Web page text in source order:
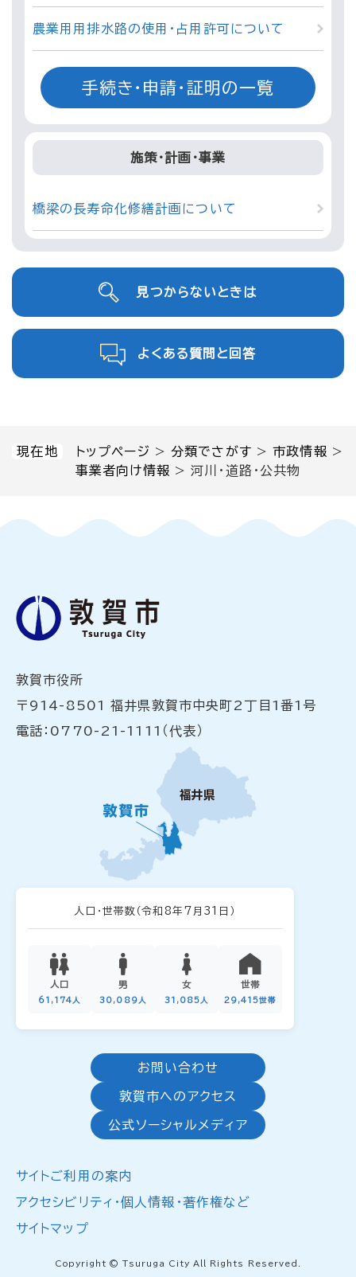
現在地 トップページ >分類でさがす >市政情報 >
事業者向け情報 >河川・道路・公共物
農業用用排水路の使用・占用許可について
手続き・申請・証明の一覧
施策・計画・事業
橋梁の長寿命化修繕計画について
見つからないときは
よくある質問と回答
敦賀市役所
〒914-8501 福井県敦賀市中央町2丁目1番1号
電話：0770-21-1111（代表）
人口・世帯数 （令和8年7月31日）
人口
61,174人
男
30,089人
女
31,085人
世帯
29,415世帯
お問い合わせ
敦賀市へのアクセス
公式ソーシャルメディア
サイトご利用の案内
アクセシビリティ・個人情報・著作権など
サイトマップ
Copyright © Tsuruga City All Rights Reserved.